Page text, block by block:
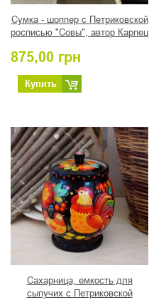
Сумка - шоппер с Петриковской
росписью "Совы", автор Карпец
875,00 грн
Купить
Сахарница, емкость для
сыпучих с Петриковской